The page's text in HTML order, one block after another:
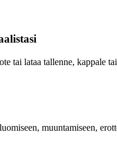
tai lataa tallenne, kappale
muuntamiseen,